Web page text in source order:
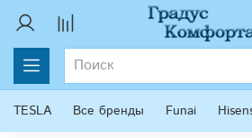
TESLA Все бренды Funai